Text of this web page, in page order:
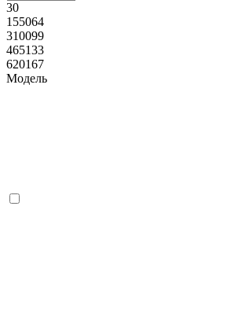
30
155064
310099
465133
620167
Модель